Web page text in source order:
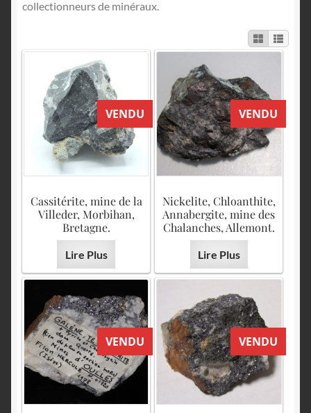
collectionneurs de minéraux.
VENDU
Cassitérite, mine de la
Villeder, Morbihan,
Bretagne.
Lire Plus
VENDU
Nickelite, Chloanthite,
Annabergite, mine des
Chalanches, Allemont.
Lire Plus
VENDU VENDU